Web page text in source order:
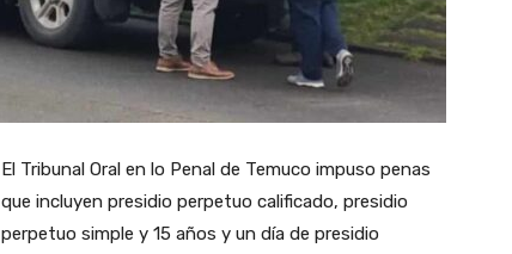
El Tribunal Oral en lo Penal de Temuco impuso penas
que incluyen presidio perpetuo calificado, presidio
perpetuo simple y 15 años y un día de presidio